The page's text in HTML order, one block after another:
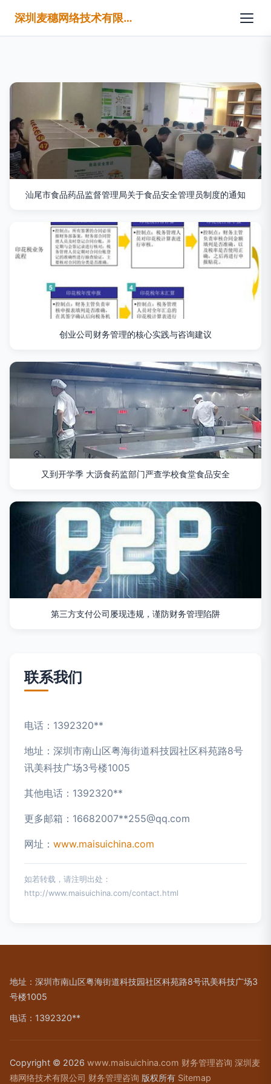
深圳麦穗网络技术有限公司
汕尾市食品药品监督管理局关于食品安全管理员制度的通知
创业公司财务管理的核心实践与咨询建议
又到开学季 大沥食药监部门严查学校食堂食品安全
第三方支付公司屡现违规，谨防财务管理陷阱
联系我们
电话：1392320**
地址：深圳市南山区粤海街道科技园社区科苑路8号
讯美科技广场3号楼1005
其他电话：1392320**
更多邮箱：16682007**255@qq.com
网址： www.maisuichina.com
如若转载，请注明出处：
http://www.maisuichina.com/contact.html
地址：深圳市南山区粤海街道科技园社区科苑路8号讯美科技广场3
号楼1005
电话：1392320**
Copyright © 2026 www.maisuichina.com 财务管理咨询 深圳麦
穗网络技术有限公司 财务管理咨询 版权所有 Sitemap